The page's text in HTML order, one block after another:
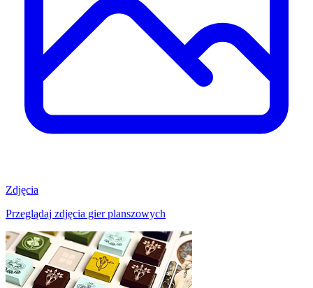
Zdjęcia
Przeglądaj zdjęcia gier planszowych